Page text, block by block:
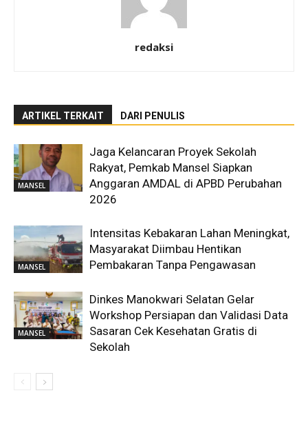
redaksi
ARTIKEL TERKAIT DARI PENULIS
MANSEL
Jaga Kelancaran Proyek Sekolah
Rakyat, Pemkab Mansel Siapkan
Anggaran AMDAL di APBD Perubahan
2026
MANSEL
Intensitas Kebakaran Lahan Meningkat,
Masyarakat Diimbau Hentikan
Pembakaran Tanpa Pengawasan
MANSEL
Dinkes Manokwari Selatan Gelar
Workshop Persiapan dan Validasi Data
Sasaran Cek Kesehatan Gratis di
Sekolah